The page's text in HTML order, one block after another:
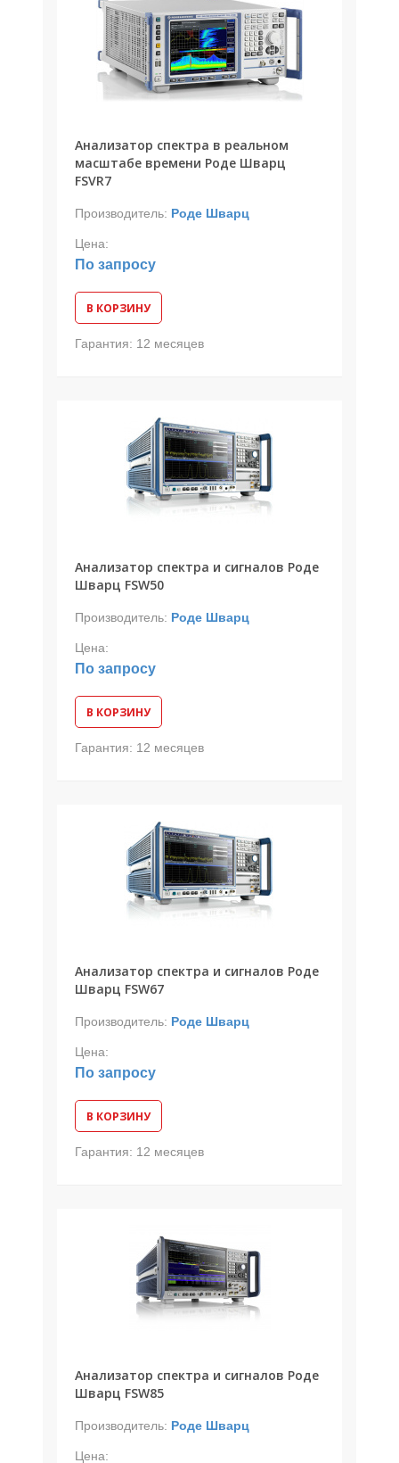
Анализатор спектра в реальном
масштабе времени Роде Шварц
FSVR7
Производитель: Роде Шварц
Цена:
По запросу
В КОРЗИНУ
Гарантия: 12 месяцев
Анализатор спектра и сигналов Роде
Шварц FSW50
Производитель: Роде Шварц
Цена:
По запросу
В КОРЗИНУ
Гарантия: 12 месяцев
Анализатор спектра и сигналов Роде
Шварц FSW67
Производитель: Роде Шварц
Цена:
По запросу
В КОРЗИНУ
Гарантия: 12 месяцев
Анализатор спектра и сигналов Роде
Шварц FSW85
Производитель: Роде Шварц
Цена: